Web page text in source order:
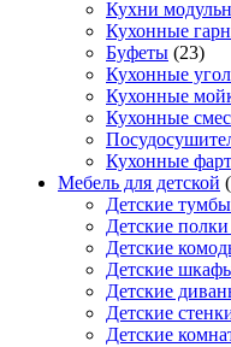
Кухни
Кухонные
Буфеты (23)
Кухонные
Кухонные
Кухонные
Кухонные
Мебель для детской
Детские
Детские
Детские
Детские
Детские
Детские
Детские